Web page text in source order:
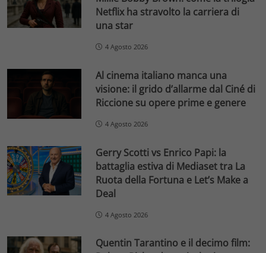
Netflix ha stravolto la carriera di
una star
4 Agosto 2026
Al cinema italiano manca una
visione: il grido d’allarme dal Ciné di
Riccione su opere prime e genere
4 Agosto 2026
Gerry Scotti vs Enrico Papi: la
battaglia estiva di Mediaset tra La
Ruota della Fortuna e Let’s Make a
Deal
4 Agosto 2026
Quentin Tarantino e il decimo film: